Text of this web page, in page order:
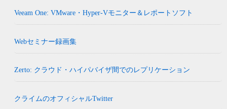
Veeam One: VMware・Hyper-Vモニター＆レポートソフト
Webセミナー録画集
Zerto: クラウド・ハイパバイザ間でのレプリケーション
クライムのオフィシャルTwitter